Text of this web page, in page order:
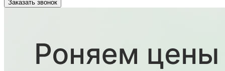
Заказать звонок